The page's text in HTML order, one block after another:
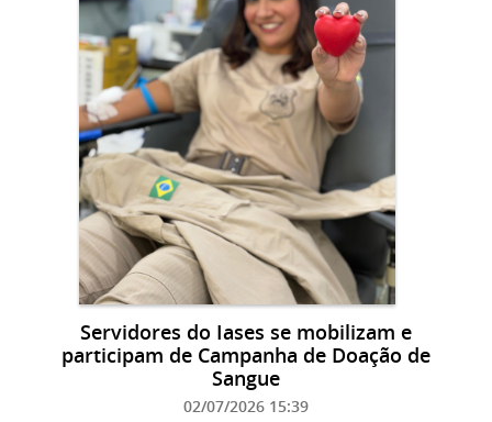
Servidores do Iases se mobilizam e
participam de Campanha de Doação de
Sangue
02/07/2026 15:39